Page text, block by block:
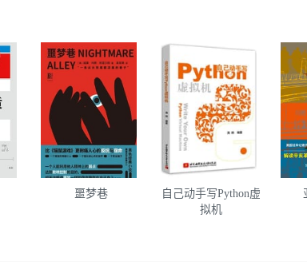
噩梦巷
自己动手写Python虚
拟机